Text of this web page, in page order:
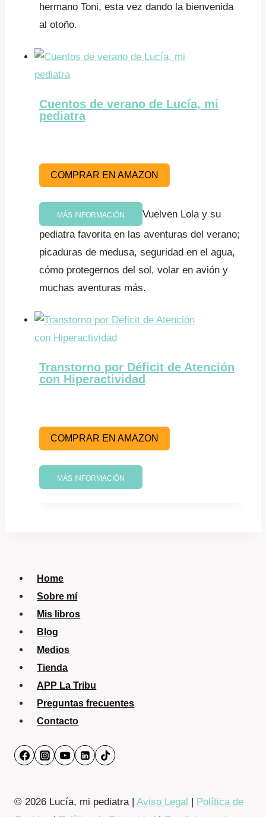
hermano Toni, esta vez dando la bienvenida
al otoño.
Cuentos de verano de Lucía, mi
pediatra
COMPRAR EN AMAZON
MÁS INFORMACIÓN
Vuelven Lola y su
pediatra favorita en las aventuras del verano;
picaduras de medusa, seguridad en el agua,
cómo protegernos del sol, volar en avión y
muchas aventuras más.
Transtorno por Déficit de Atención
con Hiperactividad
COMPRAR EN AMAZON
MÁS INFORMACIÓN
Home
Sobre mí
Mis libros
Blog
Medios
Tienda
APP La Tribu
Preguntas frecuentes
Contacto
© 2026 Lucía, mi pediatra | Aviso Legal | Política de